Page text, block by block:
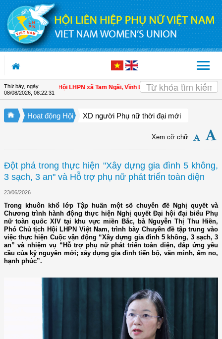
Truy cập nội dung luôn
Thứ bảy, ngày
08/08/2026, 08:22:32
hội viên | Hội LHPN xã Tam Ngãi, Vĩnh Long sơ kết công tác Hội và phong
Hoạt động Hội XD người Phụ nữ thời đại mới
Xem cỡ chữ
Đột phá trong thực hiện "Xây dựng gia đình 5 không,
3 sạch, 3 an" và Hỗ trợ phụ nữ phát triển toàn diện
23/06/2026
Trong khuôn khổ lớp Tập huấn một số chuyên đề Nghị quyết và
Chương trình hành động thực hiện Nghị quyết Đại hội đại biểu Phụ
nữ toàn quốc XIV tại khu vực miền Bắc, bà Nguyễn Thị Thu Hiền,
Phó Chủ tịch Hội LHPN Việt Nam, trình bày Chuyên đề tập trung vào
việc thực hiện Cuộc vận động “Xây dựng gia đình 5 không, 3 sạch, 3
an” và nhiệm vụ “Hỗ trợ phụ nữ phát triển toàn diện, đáp ứng yêu
cầu của kỷ nguyên mới; xây dựng gia đình tiến bộ, văn minh, ấm no,
hạnh phúc”.